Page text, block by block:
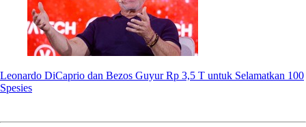
Leonardo DiCaprio dan Bezos Guyur Rp 3,5 T untuk Selamatkan 100
Spesies